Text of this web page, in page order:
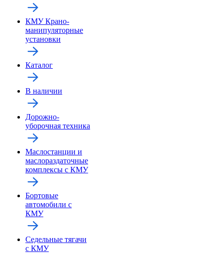
КМУ Крано-
манипуляторные
установки
Каталог
В наличии
Дорожно-
уборочная техника
Маслостанции и
маслораздаточные
комплексы с КМУ
Бортовые
автомобили с
КМУ
Седельные тягачи
с КМУ